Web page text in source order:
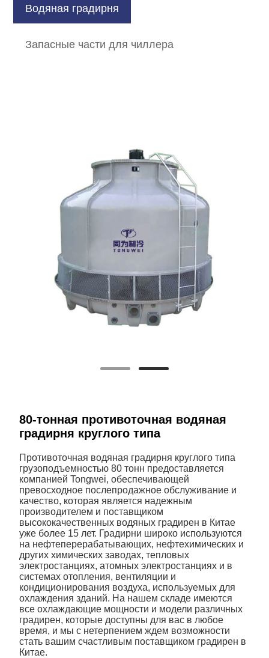
Водяная градирня
Запасные части для чиллера
80-тонная противоточная водяная
градирня круглого типа
Противоточная водяная градирня круглого типа
грузоподъемностью 80 тонн предоставляется
компанией Tongwei, обеспечивающей
превосходное послепродажное обслуживание и
качество, которая является надежным
производителем и поставщиком
высококачественных водяных градирен в Китае
уже более 15 лет. Градирни широко используются
на нефтеперерабатывающих, нефтехимических и
других химических заводах, тепловых
электростанциях, атомных электростанциях и в
системах отопления, вентиляции и
кондиционирования воздуха, используемых для
охлаждения зданий. На нашем складе имеются
все охлаждающие мощности и модели различных
градирен, которые доступны для вас в любое
время, и мы с нетерпением ждем возможности
стать вашим счастливым поставщиком градирен в
Китае.